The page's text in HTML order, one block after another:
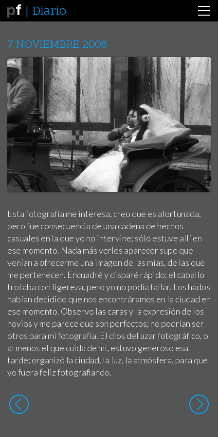
Diario
7 NOVIEMBRE 2008
Esta fotografía me interesa, creo que es afortunada,
pero fue consecuencia de una cadena de hechos
casuales en la que yo no intervine; sólo estuve allí en
ese momento. Nada más verles aparecer supe que
venían a ofrecerme una imagen de las mías, de las que
me pertenecen. Encuadré y disparé rápido; el caballo
trotaba con ligereza, pero yo no podía fallar. Los hados
habían decidido que nos encontráramos en la ciudad en
ese momento. Observo las caras y la expresión de los
novios y me parece que son perfectos; no podrían ser
otros para mi fotografía. El dios del azar fotográfico, o
al menos el que cuida de mí, estuvo generoso esa
tarde; organizó la ciudad, la luz, la atmósfera, para que
yo fuera feliz fotografiando.